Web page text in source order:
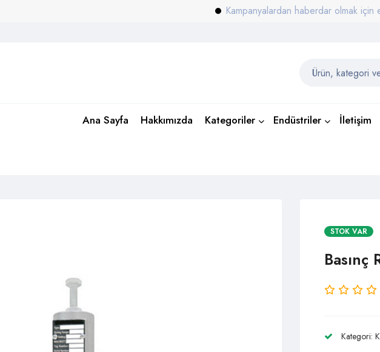
Kampanyalardan haberdar olmak için e-
Ana Sayfa Hakkımızda Kategoriler Endüstriler İletişim
STOK VAR
Kategori: